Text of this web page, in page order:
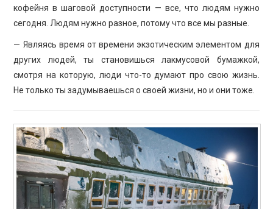
кофейня в шаговой доступности — все, что людям нужно
сегодня. Людям нужно разное, потому что все мы разные.
— Являясь время от времени экзотическим элементом для
других людей, ты становишься лакмусовой бумажкой,
смотря на которую, люди что-то думают про свою жизнь.
Не только ты задумываешься о своей жизни, но и они тоже.